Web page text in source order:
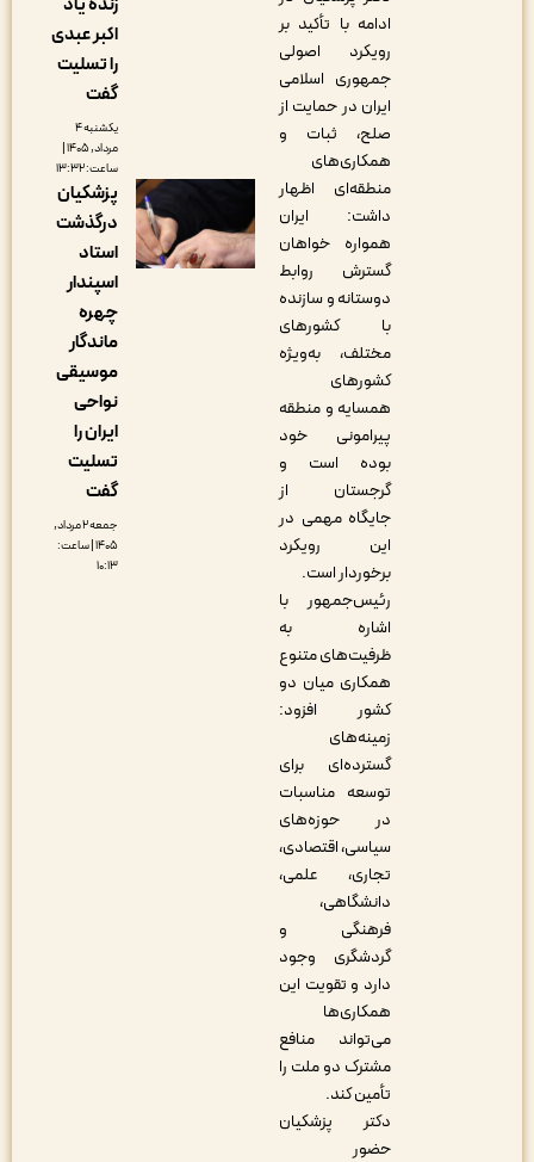
ادامه با تأکید بر
رویکرد اصولی
جمهوری اسلامی
ایران در حمایت از
صلح، ثبات و
همکاری‌های
منطقه‌ای اظهار
داشت: ایران
همواره خواهان
گسترش روابط
دوستانه و سازنده
با کشورهای
مختلف، به‌ویژه
کشورهای
همسایه و منطقه
پیرامونی خود
بوده است و
گرجستان از
جایگاه مهمی در
این رویکرد
برخوردار است.
رئیس‌جمهور با
اشاره به
ظرفیت‌های متنوع
همکاری میان دو
کشور افزود:
زمینه‌های
گسترده‌ای برای
توسعه مناسبات
در حوزه‌های
سیاسی، اقتصادی،
تجاری، علمی،
دانشگاهی،
فرهنگی و
گردشگری وجود
دارد و تقویت این
همکاری‌ها
می‌تواند منافع
مشترک دو ملت را
تأمین کند.
دکتر پزشکیان
اکبر عبدی
را تسلیت
مرداد, ۱۴۰۵ |
پزشکیان
درگذشت
استاد
موسیقی
جمعه ۲ مرداد,
۱۴۰۵ | ساعت: